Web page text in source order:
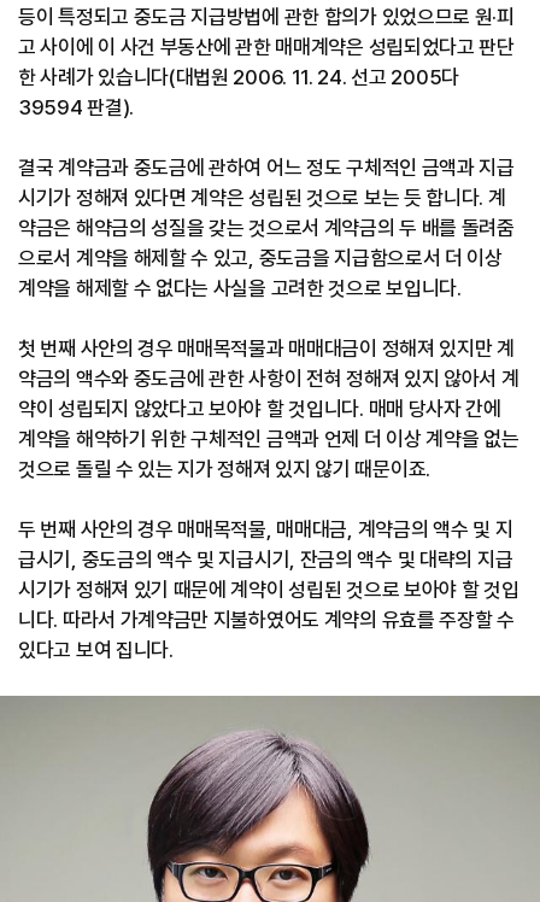
등이 특정되고 중도금 지급방법에 관한 합의가 있었으므로 원·피
고 사이에 이 사건 부동산에 관한 매매계약은 성립되었다고 판단
한 사례가 있습니다(대법원 2006. 11. 24. 선고 2005다
39594 판결).
결국 계약금과 중도금에 관하여 어느 정도 구체적인 금액과 지급
시기가 정해져 있다면 계약은 성립된 것으로 보는 듯 합니다. 계
약금은 해약금의 성질을 갖는 것으로서 계약금의 두 배를 돌려줌
으로서 계약을 해제할 수 있고, 중도금을 지급함으로서 더 이상
계약을 해제할 수 없다는 사실을 고려한 것으로 보입니다.
첫 번째 사안의 경우 매매목적물과 매매대금이 정해져 있지만 계
약금의 액수와 중도금에 관한 사항이 전혀 정해져 있지 않아서 계
약이 성립되지 않았다고 보아야 할 것입니다. 매매 당사자 간에
계약을 해약하기 위한 구체적인 금액과 언제 더 이상 계약을 없는
것으로 돌릴 수 있는 지가 정해져 있지 않기 때문이죠.
두 번째 사안의 경우 매매목적물, 매매대금, 계약금의 액수 및 지
급시기, 중도금의 액수 및 지급시기, 잔금의 액수 및 대략의 지급
시기가 정해져 있기 때문에 계약이 성립된 것으로 보아야 할 것입
니다. 따라서 가계약금만 지불하였어도 계약의 유효를 주장할 수
있다고 보여 집니다.